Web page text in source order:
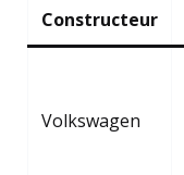
Constructeur
Volkswagen